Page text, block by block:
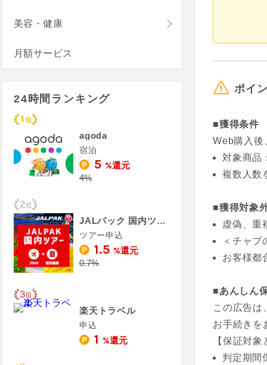
ポイ
■獲得条件
Web購入後
対象商品
複数人数
■獲得対象
虚偽、重
＜チャブ
お客様都
■あんしん
この広告は
お手続きを
【保証対
判定期間
美容・健康
月額サービス
24時間ランキング
agoda
宿泊
5 %還元
4%
JALパック 国内ツアー（ジャルパック）
ツアー申込
1.5 %還元
0.7%
楽天トラベル
申込
1 %還元